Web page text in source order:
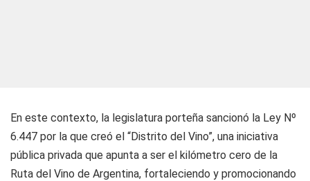
En este contexto, la legislatura porteña sancionó la Ley Nº
6.447 por la que creó el “Distrito del Vino”, una iniciativa
pública privada que apunta a ser el kilómetro cero de la
Ruta del Vino de Argentina, fortaleciendo y promocionando